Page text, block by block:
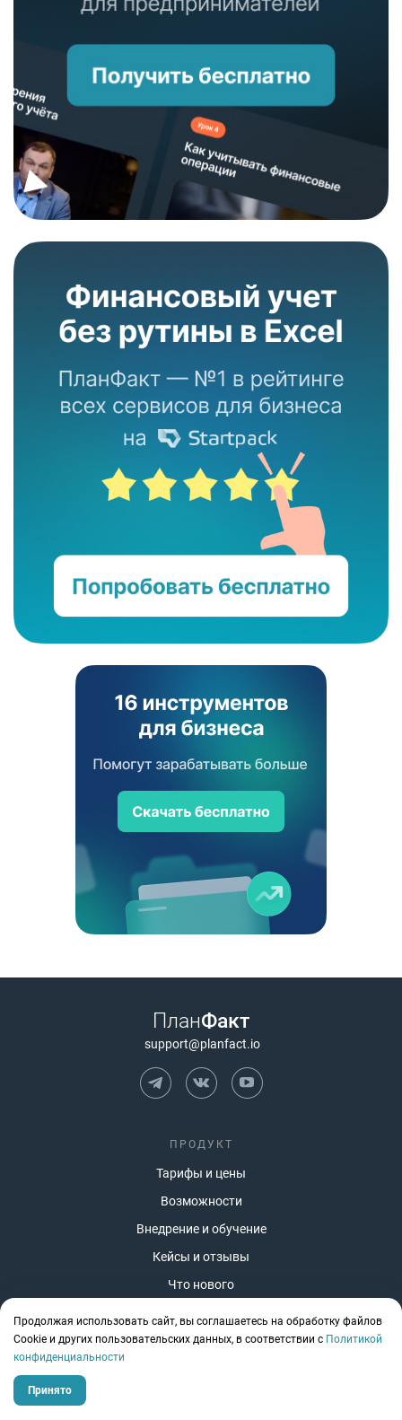
ПланФакт
support@planfact.io
ПРОДУКТ
Тарифы и цены
Возможности
Внедрение и обучение
Кейсы и отзывы
Что нового
Продолжая использовать сайт, вы соглашаетесь на обработку файлов
Сookie и других пользовательских данных, в соответствии с Политикой
конфиденциальности
Принято